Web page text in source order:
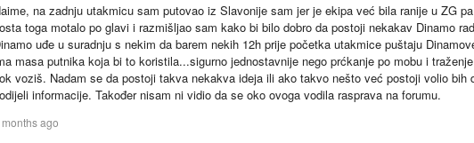
na zadnju utakmicu sam putovao iz Slavonije sam jer je ekipa već bila ranije u ZG
toga motalo po glavi i razmišljao sam kako bi bilo dobro da postoji nekakav Dinamo
uđe u suradnju s nekim da barem nekih 12h prije početka utakmice puštaju
masa putnika koja bi to koristila...sigurno jednostavnije nego prćkanje po mobu i
voziš. Nadam se da postoji takva nekakva ideja ili ako takvo nešto već postoji volio bih
informacije. Također nisam ni vidio da se oko ovoga vodila rasprava na forumu.
ago